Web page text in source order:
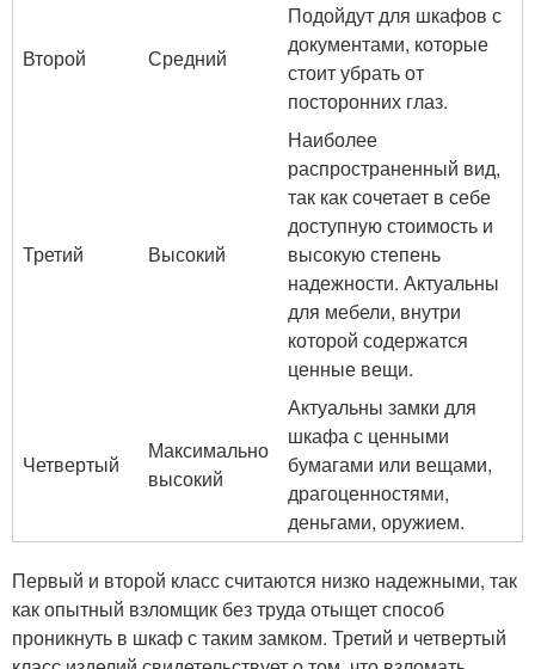
Второй Средний
Подойдут для шкафов с
документами, которые
стоит убрать от
посторонних глаз.
Третий Высокий
Наиболее
распространенный вид,
так как сочетает в себе
доступную стоимость и
высокую степень
надежности. Актуальны
для мебели, внутри
которой содержатся
ценные вещи.
Четвертый
Максимально
высокий
Актуальны замки для
шкафа с ценными
бумагами или вещами,
драгоценностями,
деньгами, оружием.
Первый и второй класс считаются низко надежными, так
как опытный взломщик без труда отыщет способ
проникнуть в шкаф с таким замком. Третий и четвертый